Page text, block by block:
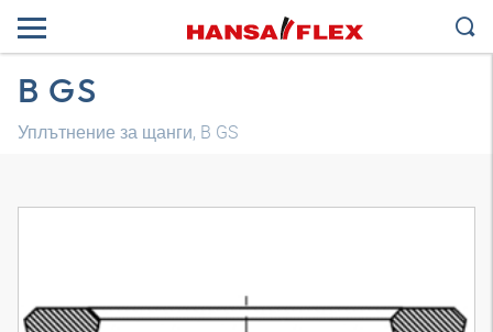
B GS
Уплътнение за щанги, B GS